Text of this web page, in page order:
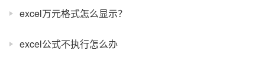
excel万元格式怎么显示？
excel公式不执行怎么办